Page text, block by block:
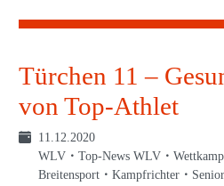
Türchen 11 –
von Top-Athlet
11.12.2020
WLV
Top-News WLV
Breitensport
Kampfrichter